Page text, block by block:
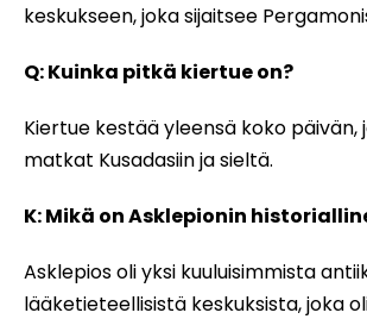
keskukseen, joka sijaitsee
Q: Kuinka pitkä kiertue on?
Kiertue kestää yleensä koko päivän,
matkat Kusadasiin ja sieltä.
K: Mikä on Asklepionin
Asklepios oli yksi kuuluisimmista
lääketieteellisistä keskuksista, joka